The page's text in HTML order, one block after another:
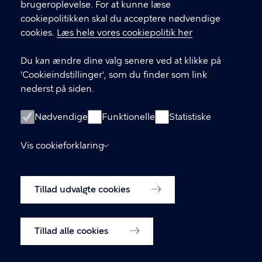
brugeroplevelse. For at kunne læse
cookiepolitikken skal du acceptere nødvendige
cookies. Læs hele vores cookiepolitik her
Du kan ændre dine valg senere ved at klikke på
'Cookieindstillinger', som du finder som link
nederst på siden.
Nødvendige Funktionelle Statistiske
Vis cookieforklaring
Tillad udvalgte cookies
Tillad alle cookies
GENVEJE
Digital Post
Databeskyttelse
Tilgængelighedserklæring
Om hjemmesiden
Cookiepolitik